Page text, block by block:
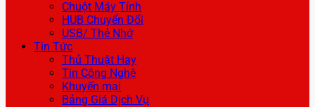
Chuột Máy Tính
HUB Chuyển Đổi
USB/ Thẻ Nhớ
Tin Tức
Thủ Thuật Hay
Tin Công Nghệ
Khuyến mại
Bảng Giá Dịch Vụ